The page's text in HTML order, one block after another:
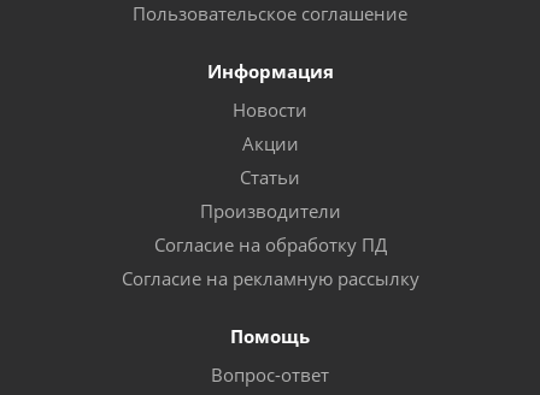
Пользовательское соглашение
Информация
Новости
Акции
Статьи
Производители
Согласие на обработку ПД
Согласие на рекламную рассылку
Помощь
Вопрос-ответ